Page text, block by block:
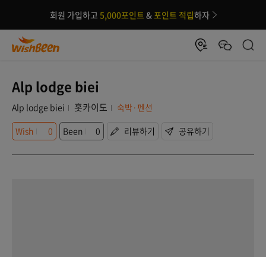
회원 가입하고 5,000포인트 &포인트 적립하자
Alp lodge biei
Alp lodge biei 홋카이도
숙박·펜션
Wish
0 Been 0 리뷰하기 공유하기